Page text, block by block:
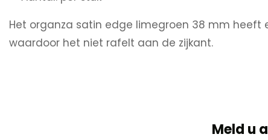
Het organza satin edge limegroen 38 mm heeft
waardoor het niet rafelt aan de zijkant.
Meld u